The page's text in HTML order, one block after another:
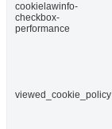
cookielawinfo-
checkbox-
performance
viewed_cookie_policy